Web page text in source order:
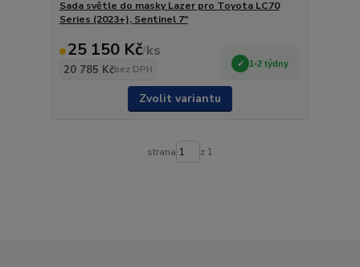
Sada světle do masky Lazer pro Toyota LC70
Series (2023+), Sentinel 7"
25 150 Kč/ks
20 785 Kčbez DPH
1-2 týdny
Zvolit variantu
strana z 1